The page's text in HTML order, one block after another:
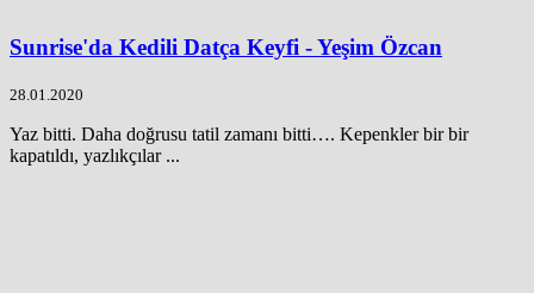
Sunrise'da Kedili Datça Keyfi - Yeşim Özcan
28.01.2020
Yaz bitti. Daha doğrusu tatil zamanı bitti…. Kepenkler bir bir
kapatıldı, yazlıkçılar ...